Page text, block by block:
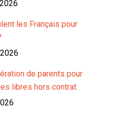
les Français pour
de parents pour
libres hors contrat.